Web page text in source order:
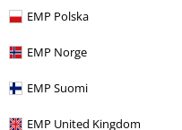
EMP Polska
EMP Norge
EMP Suomi
EMP United Kingdom
UVP34,99 €